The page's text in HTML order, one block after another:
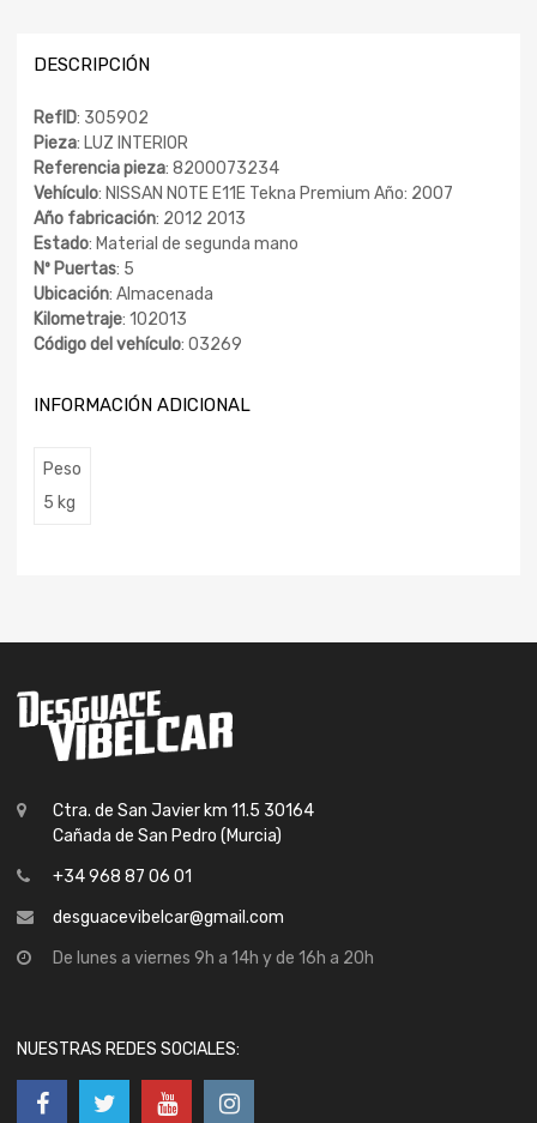
DESCRIPCIÓN
RefID: 305902
Pieza: LUZ INTERIOR
Referencia pieza: 8200073234
Vehículo: NISSAN NOTE E11E Tekna Premium Año: 2007
Año fabricación: 2012 2013
Estado: Material de segunda mano
Nº Puertas: 5
Ubicación: Almacenada
Kilometraje: 102013
Código del vehículo: 03269
INFORMACIÓN ADICIONAL
Peso
5 kg
Ctra. de San Javier km 11.5 30164
Cañada de San Pedro (Murcia)
+34 968 87 06 01
desguacevibelcar@gmail.com
De lunes a viernes 9h a 14h y de 16h a 20h
NUESTRAS REDES SOCIALES: